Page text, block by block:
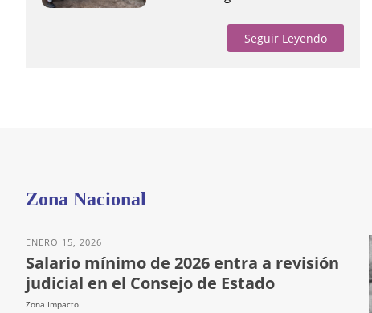
Seguir Leyendo
Zona Nacional
ENERO 15, 2026
Salario mínimo de 2026 entra a revisión
judicial en el Consejo de Estado
Zona Impacto